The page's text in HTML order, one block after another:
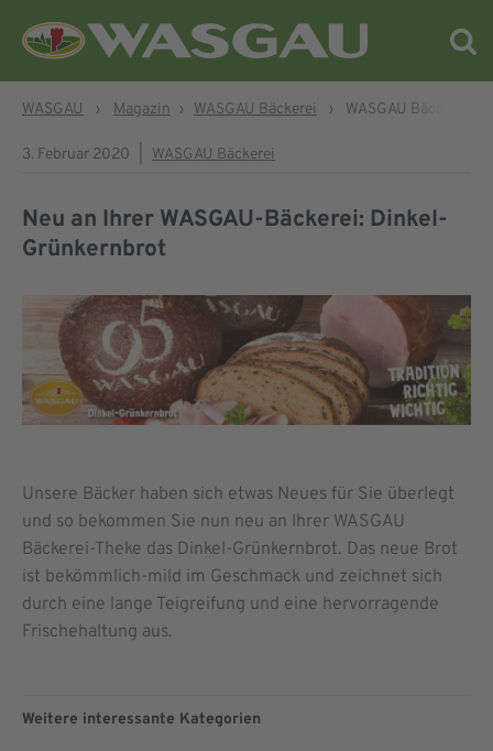
WASGAU › Magazin › WASGAU Bäckerei › WASGAU Bäckerei |
3. Februar 2020 WASGAU Bäckerei
Neu an Ihrer WASGAU-Bäckerei: Dinkel-
Grünkernbrot
Unsere Bäcker haben sich etwas Neues für Sie überlegt
und so bekommen Sie nun neu an Ihrer WASGAU
Bäckerei-Theke das Dinkel-Grünkernbrot. Das neue Brot
ist bekömmlich-mild im Geschmack und zeichnet sich
durch eine lange Teigreifung und eine hervorragende
Frischehaltung aus.
Weitere interessante Kategorien